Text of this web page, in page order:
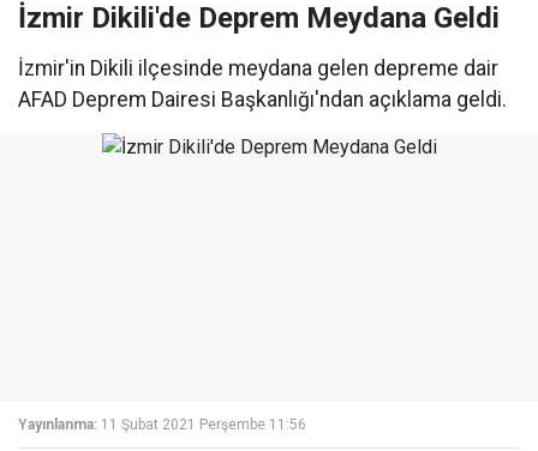
İzmir Dikili'de Deprem Meydana Geldi
İzmir'in Dikili ilçesinde meydana gelen depreme dair
AFAD Deprem Dairesi Başkanlığı'ndan açıklama geldi.
Yayınlanma: 11 Şubat 2021 Perşembe 11:56